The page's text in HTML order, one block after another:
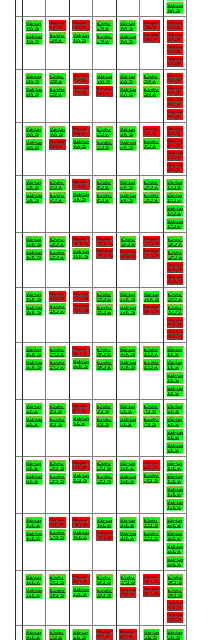
Badviken
13/9-26
Båtviken
14/9-26
Badviken
14/9-26
Båtviken
15/9-26
Badviken
15/9-26
Båtviken
16/9-26
Badviken
16/9-26
Båtviken
17/9-26
Badviken
17/9-26
Båtviken
18/9-26
Badviken
18/9-26
Båtviken
19/9-26
Badviken
19/9-26
Båtviken
20/9-26
Båtviken
20/9-26
Badviken
20/9-26
Badviken
20/9-26
Båtviken
21/9-26
Badviken
21/9-26
Båtviken
22/9-26
Badviken
22/9-26
Båtviken
23/9-26
Badviken
23/9-26
Båtviken
24/9-26
Badviken
24/9-26
Båtviken
25/9-26
Badviken
25/9-26
Båtviken
26/9-26
Badviken
26/9-26
Båtviken
27/9-26
Båtviken
27/9-26
Badviken
27/9-26
Badviken
27/9-26
Båtviken
28/9-26
Badviken
28/9-26
Båtviken
29/9-26
Badviken
29/9-26
Båtviken
30/9-26
Badviken
30/9-26
Båtviken
1/10-26
Badviken
1/10-26
Båtviken
2/10-26
Badviken
2/10-26
Båtviken
3/10-26
Badviken
3/10-26
Båtviken
4/10-26
Båtviken
4/10-26
Badviken
4/10-26
Badviken
4/10-26
Båtviken
5/10-26
Badviken
5/10-26
Båtviken
6/10-26
Badviken
6/10-26
Båtviken
7/10-26
Badviken
7/10-26
Båtviken
8/10-26
Badviken
8/10-26
Båtviken
9/10-26
Badviken
9/10-26
Båtviken
10/10-26
Badviken
10/10-26
Båtviken
11/10-26
Båtviken
11/10-26
Badviken
11/10-26
Badviken
11/10-26
Båtviken
12/10-26
Badviken
12/10-26
Båtviken
13/10-26
Badviken
13/10-26
Båtviken
14/10-26
Badviken
14/10-26
Båtviken
15/10-26
Badviken
15/10-26
Båtviken
16/10-26
Badviken
16/10-26
Båtviken
17/10-26
Badviken
17/10-26
Båtviken
18/10-26
Båtviken
18/10-26
Badviken
18/10-26
Badviken
18/10-26
Båtviken
19/10-26
Badviken
19/10-26
Båtviken
20/10-26
Badviken
20/10-26
Båtviken
21/10-26
Badviken
21/10-26
Båtviken
22/10-26
Badviken
22/10-26
Båtviken
23/10-26
Badviken
23/10-26
Båtviken
24/10-26
Badviken
24/10-26
Båtviken
25/10-26
Båtviken
25/10-26
Badviken
25/10-26
Badviken
25/10-26
Båtviken
26/10-26
Badviken
26/10-26
Båtviken
27/10-26
Badviken
27/10-26
Båtviken
28/10-26
Badviken
28/10-26
Båtviken
29/10-26
Badviken
29/10-26
Båtviken
30/10-26
Badviken
30/10-26
Båtviken
31/10-26
Badviken
31/10-26
Båtviken
1/11-26
Båtviken
1/11-26
Badviken
1/11-26
Badviken
1/11-26
Båtviken
2/11-26
Badviken
2/11-26
Båtviken
3/11-26
Badviken
3/11-26
Båtviken
4/11-26
Badviken
4/11-26
Båtviken
5/11-26
Badviken
5/11-26
Båtviken
6/11-26
Badviken
6/11-26
Båtviken
7/11-26
Badviken
7/11-26
Båtviken
8/11-26
Båtviken
8/11-26
Badviken
8/11-26
Badviken
8/11-26
Båtviken
9/11-26
Badviken
9/11-26
Båtviken
10/11-26
Badviken
10/11-26
Båtviken
11/11-26
Badviken
11/11-26
Båtviken
12/11-26
Badviken
12/11-26
Båtviken
13/11-26
Badviken
13/11-26
Båtviken
14/11-26
Badviken
14/11-26
Båtviken
15/11-26
Båtviken
15/11-26
Badviken
15/11-26
Badviken
15/11-26
Båtviken
16/11-26
Badviken
16/11-26
Båtviken
17/11-26
Badviken
17/11-26
Båtviken
18/11-26
Badviken
18/11-26
Båtviken
19/11-26
Badviken
19/11-26
Båtviken
20/11-26
Badviken
20/11-26
Båtviken
21/11-26
Badviken
21/11-26
Båtviken
22/11-26
Båtviken
22/11-26
Badviken
22/11-26
Badviken
22/11-26
Båtviken
23/11-26
Badviken
23/11-26
Båtviken
24/11-26
Badviken
24/11-26
Båtviken
25/11-26
Badviken
25/11-26
Båtviken
26/11-26
Badviken
26/11-26
Båtviken
27/11-26
Badviken
27/11-26
Båtviken
28/11-26
Badviken
28/11-26
Båtviken
29/11-26
Båtviken
29/11-26
Badviken
29/11-26
Badviken
29/11-26
Båtviken
30/11-26
Båtviken
1/12-26
Båtviken
2/12-26
Båtviken
3/12-26
Båtviken
4/12-26
Båtviken
5/12-26
Båtviken
6/12-26